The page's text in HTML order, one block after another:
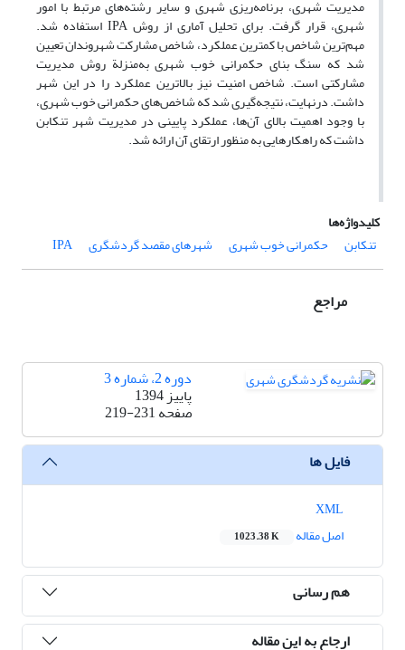
مدیریت شهری، برنامه‌ریزی شهری و سایر رشته‌های مرتبط با امور
شهری، قرار گرفت. برای تحلیل آماری از روش IPA استفاده شد.
مهم‌ترین شاخص با کمترین عملکرد، شاخص مشارکت شهروندان تعیین
شد که سنگ بنای حکمرانی خوب شهری به‌منزلة روش مدیریت
مشارکتی است. شاخص امنیت نیز بالاترین عملکرد را در این شهر
داشت. درنهایت، نتیجه‌گیری شد که شاخص‌های حکمرانی خوب شهری،
با وجود اهمیت بالای آن‌ها، عملکرد پایینی در مدیریت شهر تنکابن
داشت که راهکارهایی به منظور ارتقای آن ارائه شد.
کلیدواژه‌ها
تنکابن
حکمرانی خوب شهری شهرهای مقصد گردشگری IPA
مراجع
دوره 2، شماره 3
پاییز 1394
صفحه219-231
فایل ها
اصل مقاله
1023.38 K
هم رسانی
ارجاع به این مقاله